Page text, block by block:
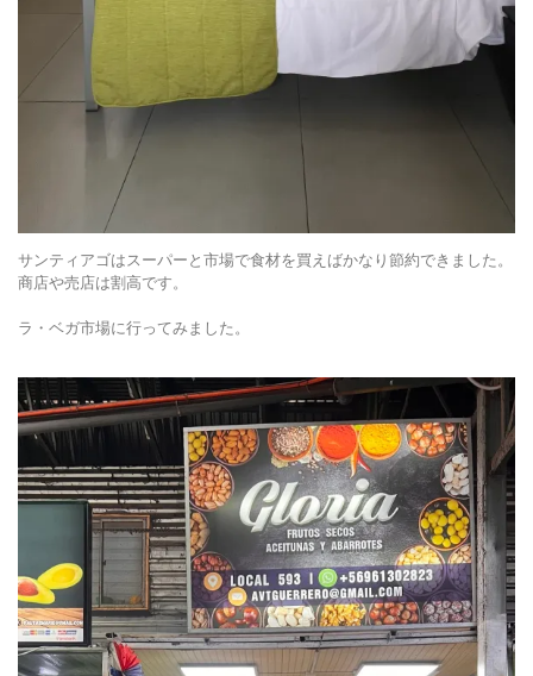
サンティアゴはスーパーと市場で食材を買えばかなり節約できました。
商店や売店は割高です。
ラ・ベガ市場に行ってみました。